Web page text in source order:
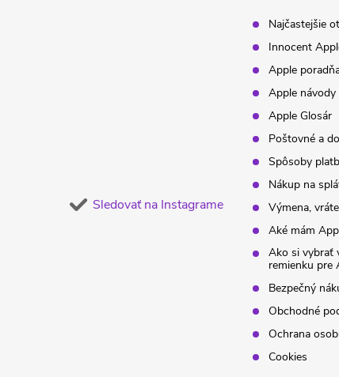
Sledovať na Instagrame
Najčastejšie
Innocent
Apple
Apple návody
Apple Glosár
Poštovné a
Spôsoby
Nákup na
Výmena,
Aké mám
Ako si vybrať
remienku pre
Bezpečný
Obchodné
Ochrana
Cookies